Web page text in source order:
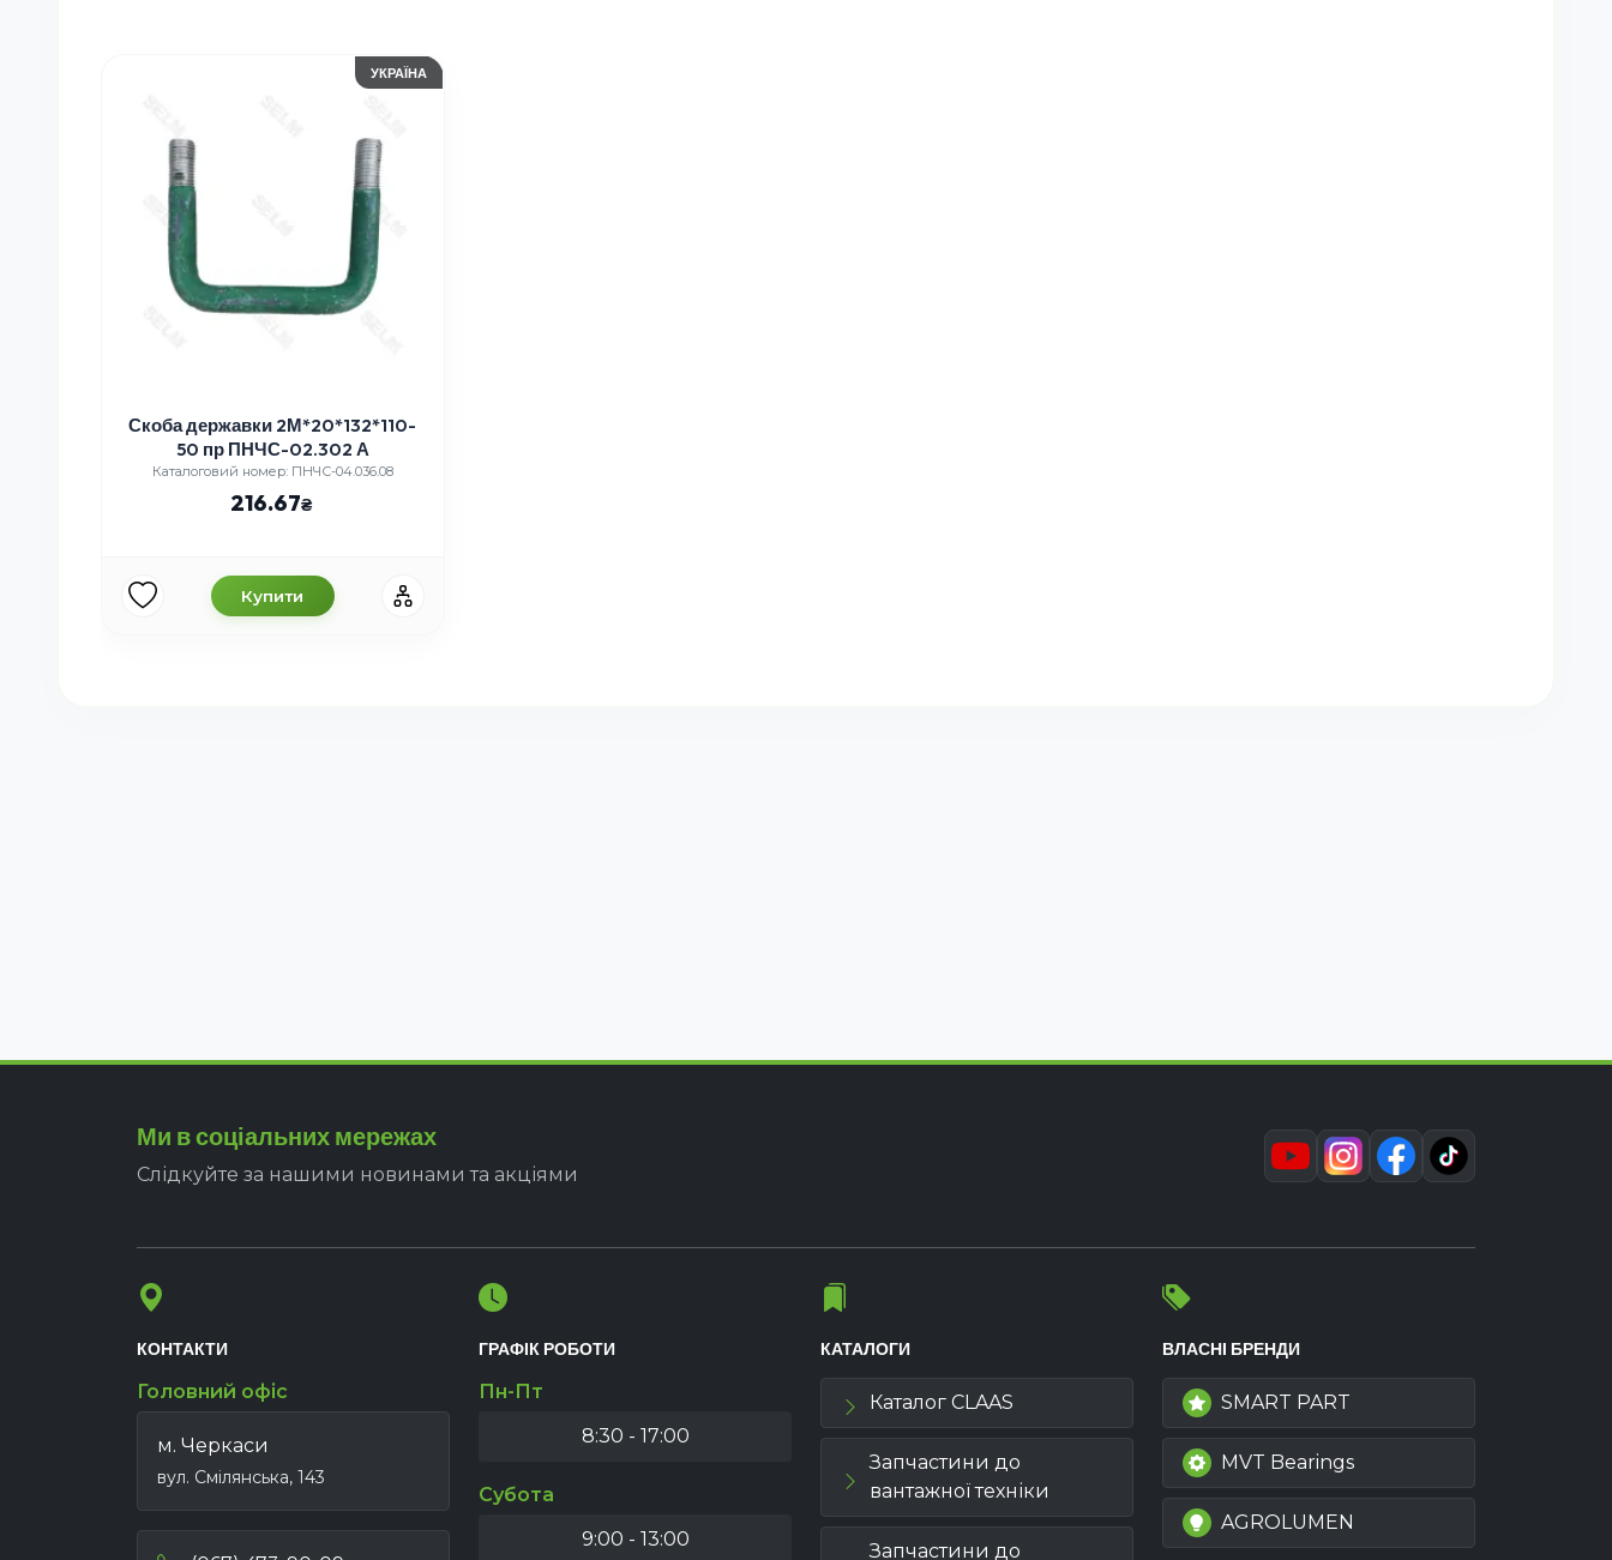
УКРАЇНА
Скоба державки 2М*20*132*110-
50 пр ПНЧС-02.302 А
Каталоговий номер: ПНЧС-04.036.08
216.67
Купити
Ми в соціальних мережах
Слідкуйте за нашими новинами та акціями
КОНТАКТИ
Головний офіс
м. Черкаси
вул. Смілянська, 143
ГРАФІК РОБОТИ
Пн-Пт
8:30 - 17:00
Субота
9:00 - 13:00
КАТАЛОГИ
Каталог CLAAS
Запчастини до
вантажної техніки
Запчастини до
ВЛАСНІ БРЕНДИ
SMART PART
MVT Bearings
AGROLUMEN